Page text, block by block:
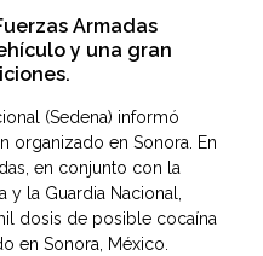
Armadas
y una gran
(Sedena) informó
organizado en Sonora. En
en conjunto con la
y la Guardia Nacional,
dosis de posible cocaína
en Sonora, México.